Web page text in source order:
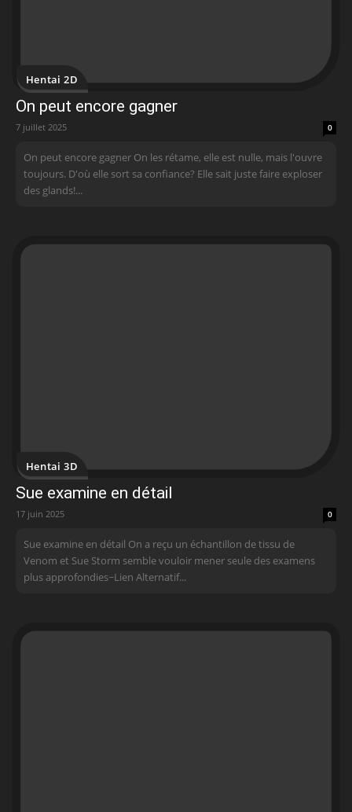
Hentai 2D
On peut encore gagner
7 juillet 2025 0
On peut encore gagner On les rétame, elle est nulle, mais l'ouvre
toujours. D'où elle sort sa confiance? Elle sait juste faire exploser
des glands!...
Hentai 3D
Sue examine en détail
17 juin 2025 0
Sue examine en détail On a reçu un échantillon de tissu de
Venom et Sue Storm semble vouloir mener seule des examens
plus approfondies~Lien Alternatif...